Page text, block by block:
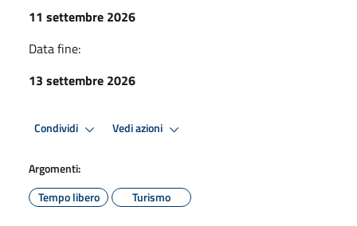
11 settembre 2026
Data fine:
13 settembre 2026
Condividi Vedi azioni
Argomenti:
Tempo libero
Turismo